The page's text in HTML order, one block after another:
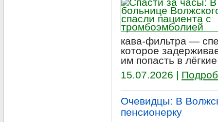
кава‑фильтра —
которое
им попасть в
15.07.2026 |
Очевидцы: В
пенсионерку